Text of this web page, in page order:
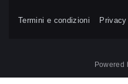
Termini e condizioni
Powered